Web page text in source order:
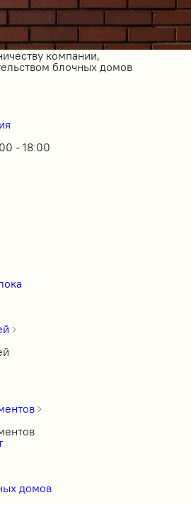
компании,
блочных домов
- 18:00
домов